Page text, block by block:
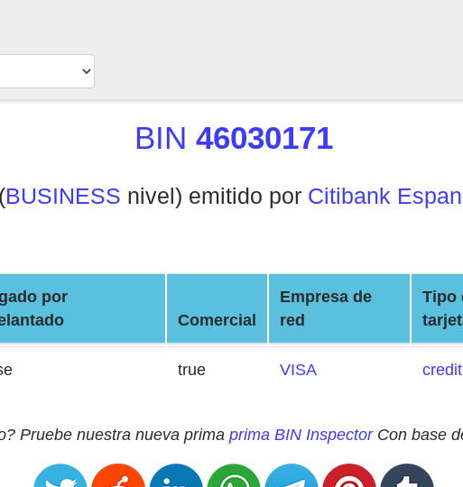
BIN 46030171
(BUSINESS nivel) emitido por Citibank
por
Comercial
Empresa de
red
Tipo
true VISA credit
Pruebe nuestra nueva prima prima BIN InspectorCon base